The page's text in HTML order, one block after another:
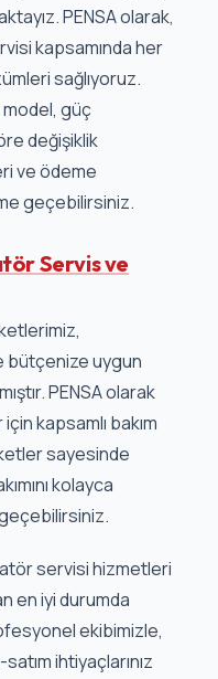
PENSA olarak,
kapsamında her
sağlıyoruz.
güç
değişiklik
ve ödeme
geçebilirsiniz.
Servis ve
bütçenize uygun
PENSA olarak
kapsamlı bakım
sayesinde
kolayca
servisi hizmetleri
en iyi durumda
ekibimizle,
ihtiyaçlarınız